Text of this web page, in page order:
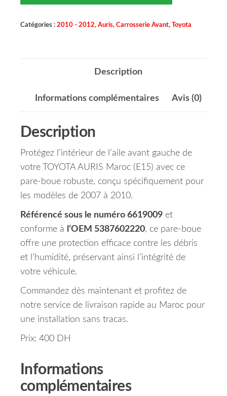
Catégories : 2010 - 2012, Auris, Carrosserie Avant, Toyota
Description
Informations complémentaires Avis (0)
Description
Protégez l’intérieur de l’aile avant gauche de
votre TOYOTA AURIS Maroc (E15) avec ce
pare-boue robuste, conçu spécifiquement pour
les modèles de 2007 à 2010.
Référencé sous le numéro 6619009 et
conforme à
l’OEM 5387602220, ce pare-boue
offre une protection efficace contre les débris
et l’humidité, préservant ainsi l’intégrité de
votre véhicule.
Commandez dès maintenant et profitez de
notre service de livraison rapide au Maroc pour
une installation sans tracas.
Prix: 400 DH
Informations
complémentaires